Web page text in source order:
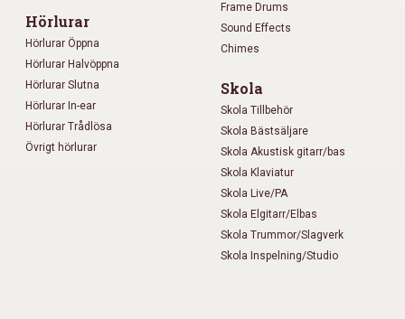
Hörlurar
Hörlurar Öppna
Hörlurar Halvöppna
Hörlurar Slutna
Hörlurar In-ear
Hörlurar Trådlösa
Övrigt hörlurar
Frame Drums
Sound Effects
Chimes
Skola
Skola Tillbehör
Skola Bästsäljare
Skola Akustisk gitarr/bas
Skola Klaviatur
Skola Live/PA
Skola Elgitarr/Elbas
Skola Trummor/Slagverk
Skola Inspelning/Studio